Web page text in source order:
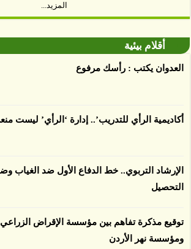
توصل العلماء إلى أن غابات زيت النخيل التي تم
اعتمادها على أنها مستدامة تدمرت بشكل أسرع من
الأرض غير المعتمدة، وذلك حسب دراسة كشفت
الغطاء عن أي ادعاءات تقول بأن الزيت يمكن ألا
صديقة للبيئة 38 في المئة من زراعتها منذ عام 2007،
المزيد...
أقلام بيئية
العدوان يكتب : رأسك مرفوع
أكاديمية الرأي للتدريب’.. إدارة ‘الرأي’ ليست
الإرشاد التربوي.. خط الدفاع الأول ضد الغياب
التحصيل
توقيع مذكرة تفاهم بين مؤسسة الإقراض الزراعي
ومؤسسة نهر الأردن